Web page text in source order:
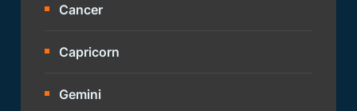
Cancer
Capricorn
Gemini